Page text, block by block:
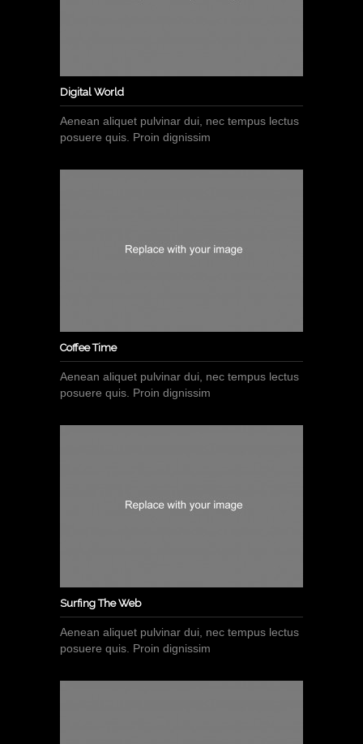
Digital World
Aenean aliquet pulvinar dui, nec tempus lectus
posuere quis. Proin dignissim
Coffee Time
Aenean aliquet pulvinar dui, nec tempus lectus
posuere quis. Proin dignissim
Surfing The Web
Aenean aliquet pulvinar dui, nec tempus lectus
posuere quis. Proin dignissim